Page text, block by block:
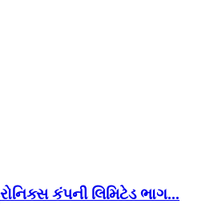
કંપની લિમિટેડ ભાગ...